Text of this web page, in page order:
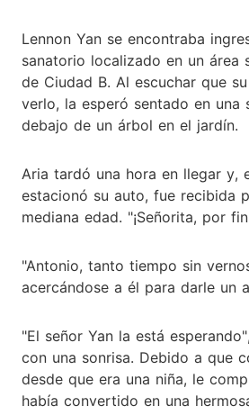
Lennon Yan se encontraba
sanatorio localizado en un área
de Ciudad B. Al escuchar que
verlo, la esperó sentado en una
debajo de un árbol en el jardín.
Aria tardó una hora en llegar y,
estacionó su auto, fue recibida
mediana edad. "¡Señorita, por
"Antonio, tanto tiempo sin
acercándose a él para darle un
"El señor Yan la está
con una sonrisa. Debido a que
desde que era una niña, le
había convertido en una